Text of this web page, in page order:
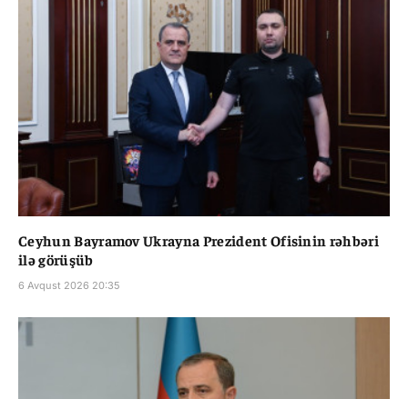
Ceyhun Bayramov Ukrayna Prezident Ofisinin rəhbəri
ilə görüşüb
6 Avqust 2026 20:35